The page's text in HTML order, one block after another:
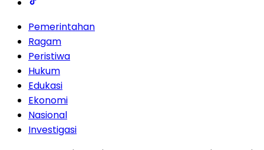
Pemerintahan
Ragam
Peristiwa
Hukum
Edukasi
Ekonomi
Nasional
Investigasi